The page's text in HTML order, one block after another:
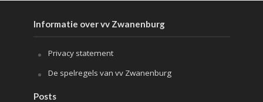
Informatie over vv Zwanenburg
Privacy statement
De spelregels van vv Zwanenburg
Posts